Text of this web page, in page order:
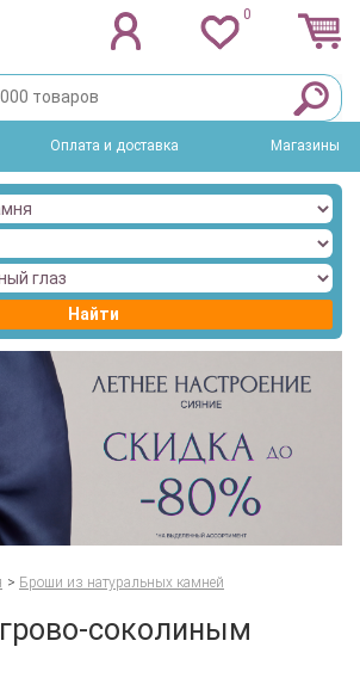
0
Оплата и доставка Магазины
Найти
> Броши из натуральных камней
соколиным